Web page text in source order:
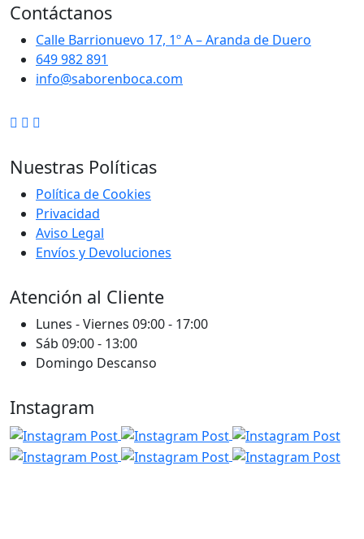
Contáctanos
Calle Barrionuevo 17, 1º A – Aranda de Duero
649 982 891
info@saborenboca.com
Nuestras Políticas
Política de Cookies
Privacidad
Aviso Legal
Envíos y Devoluciones
Atención al Cliente
Lunes - Viernes 09:00 - 17:00
Sáb 09:00 - 13:00
Domingo Descanso
Instagram